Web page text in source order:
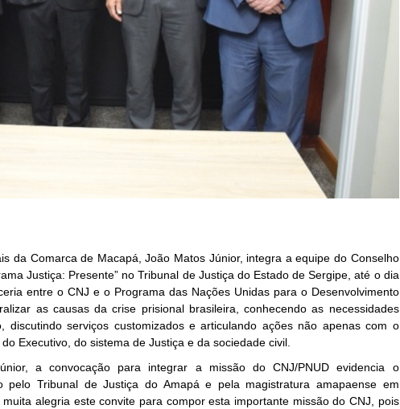
da Comarca de Macapá, João Matos Júnior, integra a equipe do Conselho
Justiça: Presente” no Tribunal de Justiça do Estado de Sergipe, até o dia
entre o CNJ e o Programa das Nações Unidas para o Desenvolvimento
as causas da crise prisional brasileira, conhecendo as necessidades
discutindo serviços customizados e articulando ações não apenas com o
Executivo, do sistema de Justiça e da sociedade civil.
a convocação para integrar a missão do CNJ/PNUD evidencia o
pelo Tribunal de Justiça do Amapá e pela magistratura amapaense em
alegria este convite para compor esta importante missão do CNJ, pois